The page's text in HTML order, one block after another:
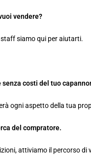
vendere?
siamo qui per aiutarti.
costi del tuo
ogni aspetto della tua
del compratore.
attiviamo il percorso di